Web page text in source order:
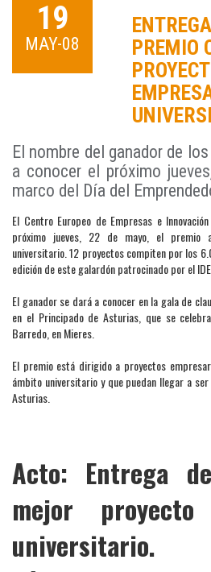
19
MAY-08
PREMIO
El nombre del ganador de
a conocer el próximo
marco del Día del
El Centro Europeo de Empresas e
próximo jueves, 22 de mayo, el premio
universitario. 12 proyectos compiten por los
edición de este galardón patrocinado por el
El ganador se dará a conocer en la gala de
en el Principado de Asturias, que se
Barredo, en Mieres.
El premio está dirigido a proyectos
ámbito universitario y que puedan llegar a
Asturias.
Acto: Entrega
mejor proyecto
universitario.